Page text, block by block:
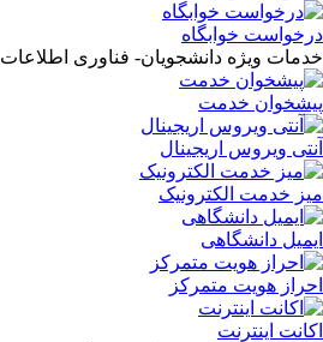
درخواست خوابگاه
خدمات ویژه دانشجویان- فناوری اطلاعات
پیشخوان خدمت
آنتی ویروس اریجینال
میز خدمت الکترونیک
ایمیل دانشگاهی
احراز هویت متمرکز
اکانت اینترنت